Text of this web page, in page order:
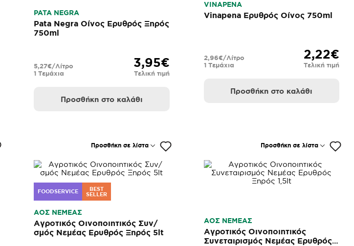
PATA NEGRA
Pata Negra Οίνος Ερυθρός Ξηρός
750ml
3,95€
Τελική τιμή
1 Τεμάχια
5,27€/Λίτρο
Προσθήκη στο καλάθι
VINAPENA
Vinapena Ερυθρός Οίνος 750ml
2,22€
Τελική τιμή
1 Τεμάχια
2,96€/Λίτρο
Προσθήκη στο καλάθι
Προσθήκη σε λίστα
FOODSERVICE
BEST
SELLER
ΑΟΣ ΝΕΜΕΑΣ
Αγροτικός Οινοποιητικός Συν/
σμός Νεμέας Ερυθρός Ξηρός 5lt
Προσθήκη σε λίστα
ΑΟΣ ΝΕΜΕΑΣ
Αγροτικός Οινοποιητικός
Συνεταιρισμός Νεμέας Ερυθρός